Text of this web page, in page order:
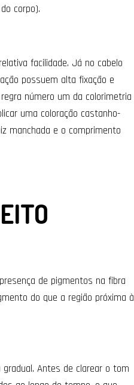
corpo).
facilidade. Já no cabelo
possuem alta fixação e
número um da colorimetria
uma coloração castanho-
manchada e o comprimento
de pigmentos na fibra
do que a região próxima à
Antes de clarear o tom